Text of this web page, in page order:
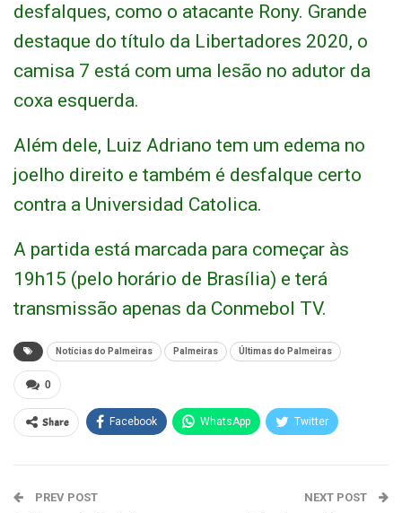
desfalques, como o atacante Rony. Grande
destaque do título da Libertadores 2020, o
camisa 7 está com uma lesão no adutor da
coxa esquerda.
Além dele, Luiz Adriano tem um edema no
joelho direito e também é desfalque certo
contra a Universidad Catolica.
A partida está marcada para começar às
19h15 (pelo horário de Brasília) e terá
transmissão apenas da Conmebol TV.
Notícias do Palmeiras Palmeiras Últimas do Palmeiras
0
Share Facebook WhatsApp Twitter
PREV POST NEXT POST